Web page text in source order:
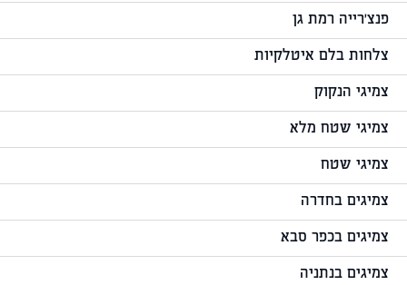
פנצ'רייה רמת גן
צלחות בלם איטלקיות
צמיגי הנקוק
צמיגי שטח מלא
צמיגי שטח
צמיגים בחדרה
צמיגים בכפר סבא
צמיגים בנתניה